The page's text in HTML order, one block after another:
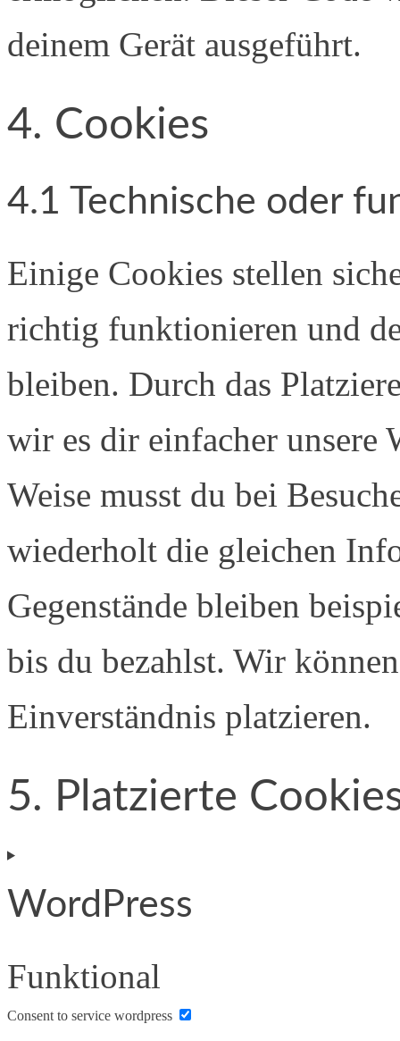
deinem Gerät ausgeführt.
4. Cookies
4.1 Technische oder
Einige Cookies stellen
richtig funktionieren und
bleiben. Durch das
wir es dir einfacher unsere
Weise musst du bei
wiederholt die gleichen
Gegenstände bleiben
bis du bezahlst. Wir
Einverständnis platzieren.
5. Platzierte
WordPress
Funktional
Consent to service wordpress